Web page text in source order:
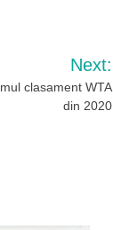
Next:
clasament WTA
din 2020